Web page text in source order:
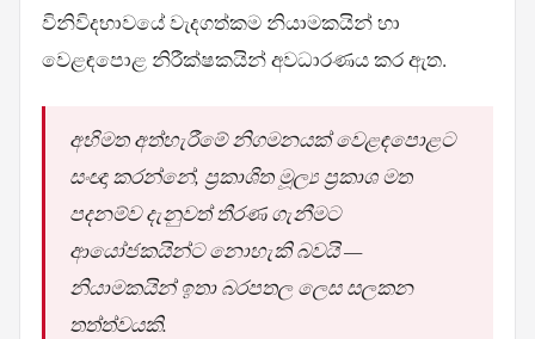
විනිවිදභාවයේ වැදගත්කම නියාමකයින් හා
වෙළඳපොළ නිරීක්ෂකයින් අවධාරණය කර ඇත.
අභිමත අත්හැරීමේ නිගමනයක් වෙළඳපොළට
සංඥා කරන්නේ, ප්‍රකාශිත මූල්‍ය ප්‍රකාශ මත
පදනම්ව දැනුවත් තීරණ ගැනීමට
ආයෝජකයින්ට නොහැකි බවයි —
නියාමකයින් ඉතා බරපතල ලෙස සලකන
තත්ත්වයකි.